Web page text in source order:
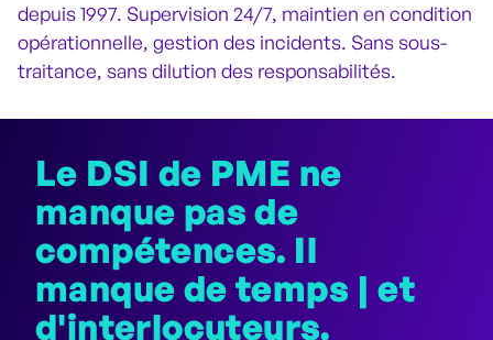
depuis 1997. Supervision 24/7, maintien en condition
opérationnelle, gestion des incidents. Sans sous-
traitance, sans dilution des responsabilités.
Le DSI de PME ne
manque pas de
compétences. Il
manque de temps | et
d'interlocuteurs.